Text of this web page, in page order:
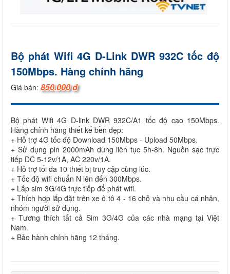
Bộ phát Wifi 4G D-Link DWR 932C tốc độ
150Mbps. Hàng chính hãng
Giá bán: 850.000 đ
Bộ phát Wifi 4G D-link DWR 932C/A1 tốc độ cao 150Mbps.
Hàng chính hãng thiết kế bền đẹp:
+ Hỗ trợ 4G tốc độ Download 150Mbps - Upload 50Mbps.
+ Sử dụng pin 2000mAh dùng liên tục 5h-8h. Nguồn sạc trực
tiếp DC 5-12v/1A, AC 220v/1A.
+ Hỗ trợ tối đa 10 thiết bị truy cập cùng lúc.
+ Tốc độ wifi chuẩn N lên đến 300Mbps.
+ Lắp sim 3G/4G trực tiếp để phát wifi.
+ Thích hợp lắp đặt trên xe ô tô 4 - 16 chỗ và nhu cầu cá nhân,
nhóm người sử dụng.
+ Tương thích tất cả Sim 3G/4G của các nhà mạng tại Việt
Nam.
+ Bảo hành chính hãng 12 tháng.